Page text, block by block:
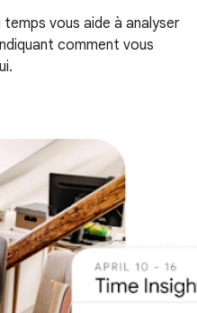
vous aide à analyser
comment vous